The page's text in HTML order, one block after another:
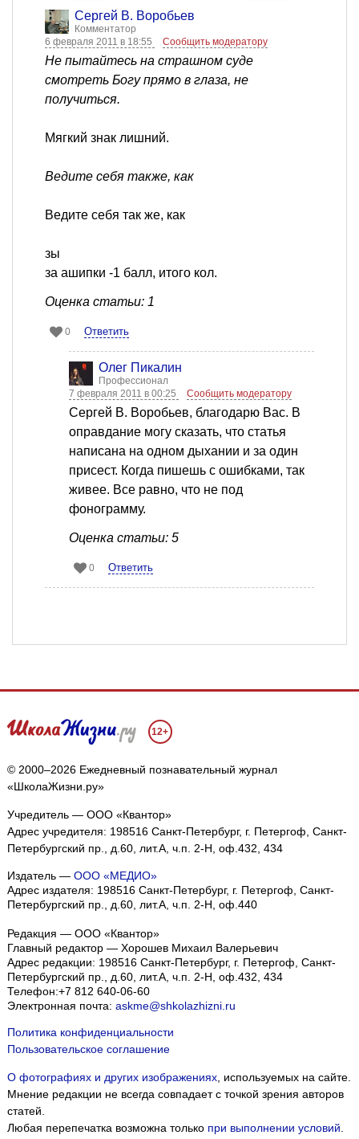
Сергей В. Воробьев
Комментатор
6 февраля 2011 в 18:55
Сообщить модератору
Не пытайтесь на страшном суде
смотреть Богу прямо в глаза, не
получиться.
Мягкий знак лишний.
Ведите себя также, как
Ведите себя так же, как
зы
за ашипки -1 балл, итого кол.
Оценка статьи: 1
0 Ответить
Олег Пикалин
Профессионал
7 февраля 2011 в 00:25
Сообщить модератору
Сергей В. Воробьев, благодарю Вас. В
оправдание могу сказать, что статья
написана на одном дыхании и за один
присест. Когда пишешь с ошибками, так
живее. Все равно, что не под
фонограмму.
Оценка статьи: 5
0 Ответить
12+
© 2000–2026 Ежедневный познавательный журнал
«ШколаЖизни.ру»
Учредитель — ООО «Квантор»
Адрес учредителя: 198516 Санкт-Петербург, г. Петергоф, Санкт-
Петербургский пр., д.60, лит.А, ч.п. 2-Н, оф.432, 434
Издатель — ООО «МЕДИО»
Адрес издателя: 198516 Санкт-Петербург, г. Петергоф, Санкт-
Петербургский пр., д.60, лит.А, ч.п. 2-Н, оф.440
Редакция — ООО «Квантор»
Главный редактор — Хорошев Михаил Валерьевич
Адрес редакции: 198516 Санкт-Петербург, г. Петергоф, Санкт-
Петербургский пр., д.60, лит.А, ч.п. 2-Н, оф.432, 434
Телефон:+7 812 640-06-60
Электронная почта: askme@shkolazhizni.ru
Политика конфиденциальности
Пользовательское соглашение
О фотографиях и других изображениях, используемых на сайте.
Мнение редакции не всегда совпадает с точкой зрения авторов
статей.
Любая перепечатка возможна только при выполнении условий.